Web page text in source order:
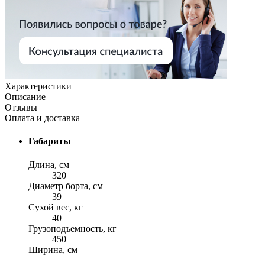
Характеристики
Описание
Отзывы
Оплата и доставка
Габариты
Длина, см
320
Диаметр борта, см
39
Сухой вес, кг
40
Грузоподъемность, кг
450
Ширина, см